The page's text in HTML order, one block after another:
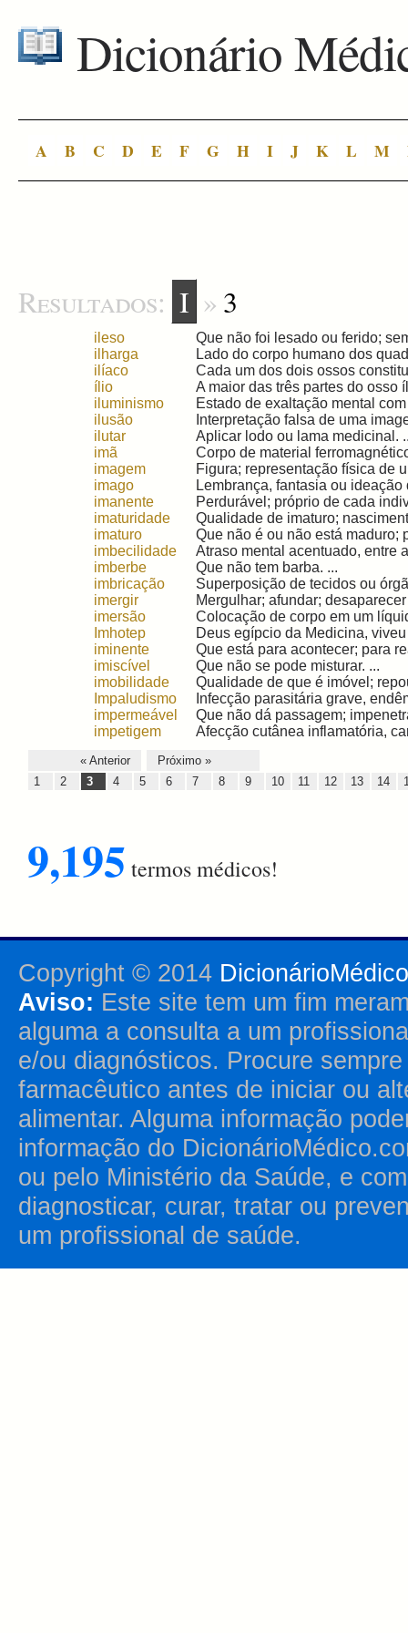
Dicionário
A B C D E F G H I J K L M
Resultados: I » 3
ileso
Que não foi lesado ou ferido;
ilharga
Lado do corpo humano dos
ilíaco
Cada um dos dois ossos
ílio
A maior das três partes do osso
iluminismo
Estado de exaltação mental
ilusão
Interpretação falsa de uma
ilutar
Aplicar lodo ou lama medicinal.
imã
Corpo de material
imagem
Figura; representação física de
imago
Lembrança, fantasia ou
imanente
Perdurável; próprio de cada
imaturidade
Qualidade de imaturo;
imaturo
Que não é ou não está maduro;
imbecilidade
Atraso mental acentuado, entre
imberbe
Que não tem barba. ...
imbricação
Superposição de tecidos ou
imergir
Mergulhar; afundar;
imersão
Colocação de corpo em um
Imhotep
Deus egípcio da Medicina,
iminente
Que está para acontecer; para
imiscível
Que não se pode misturar. ...
imobilidade
Qualidade de que é imóvel;
Impaludismo
Infecção parasitária grave,
impermeável
Que não dá passagem;
impetigem
Afecção cutânea inflamatória,
« Anterior
Próximo »
1
2 3 4 5 6 7 8 9 10 11 12 13 14
9,195 termos médicos!
Copyright © 2014
Aviso: Este site tem um fim
alguma a consulta a um
e/ou diagnósticos. Procure
farmacêutico antes de iniciar ou
alimentar. Alguma informação
informação do
ou pelo Ministério da Saúde, e
diagnosticar, curar, tratar ou
um profissional de saúde.